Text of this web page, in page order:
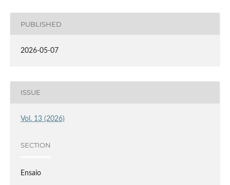
PUBLISHED
2026-05-07
ISSUE
Vol. 13 (2026)
SECTION
Ensaio